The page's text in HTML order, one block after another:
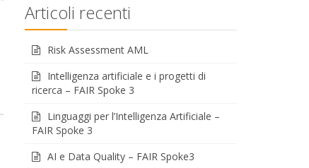
Articoli recenti
Risk Assessment AML
Intelligenza artificiale e i progetti di
ricerca – FAIR Spoke 3
Linguaggi per l’Intelligenza Artificiale –
FAIR Spoke 3
AI e Data Quality – FAIR Spoke3